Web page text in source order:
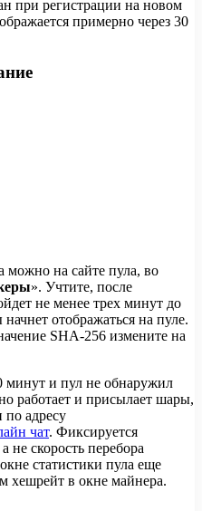
при регистрации на новом
примерно через 30
можно на сайте пула, во
». Учтите, после
не менее трех минут до
отображаться на пуле.
SHA-256 измените на
и пул не обнаружил
работает и присылает шары,
по адресу
чат. Фиксируется
не скорость перебора
статистики пула еще
хешрейт в окне майнера.